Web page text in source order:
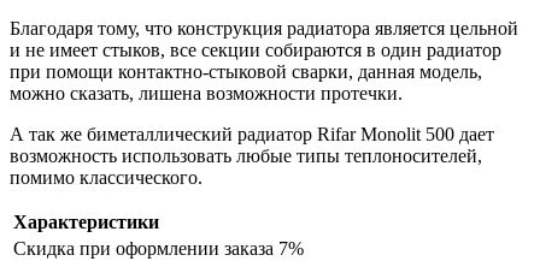
Благодаря тому, что конструкция радиатора является цельной
и не имеет стыков, все секции собираются в один радиатор
при помощи контактно-стыковой сварки, данная модель,
можно сказать, лишена возможности протечки.
А так же биметаллический радиатор Rifar Monolit 500 дает
возможность использовать любые типы теплоносителей,
помимо классического.
Характеристики
Скидка при оформлении заказа 7%